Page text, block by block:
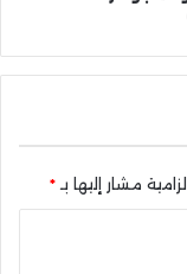
مشار إليها بـ *